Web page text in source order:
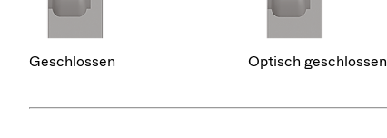
Geschlossen Optisch geschlossen